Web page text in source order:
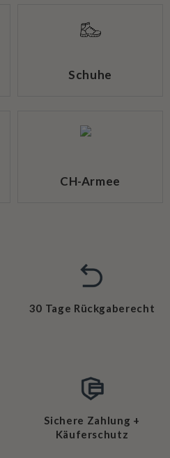
Schuhe
CH-Armee
30 Tage Rückgaberecht
Sichere Zahlung +
Käuferschutz